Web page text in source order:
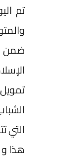
تم
ضمن
التي
هذا